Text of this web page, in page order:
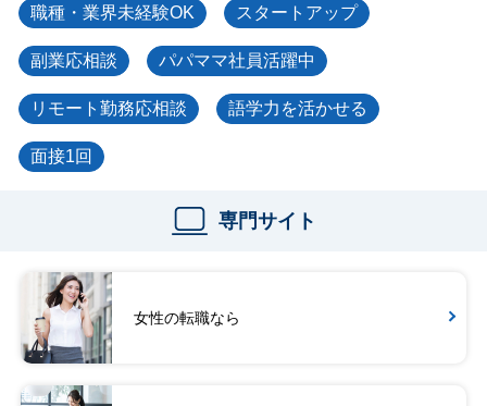
職種・業界未経験OK スタートアップ
副業応相談 パパママ社員活躍中
リモート勤務応相談 語学力を活かせる
面接1回
専門サイト
女性の転職なら